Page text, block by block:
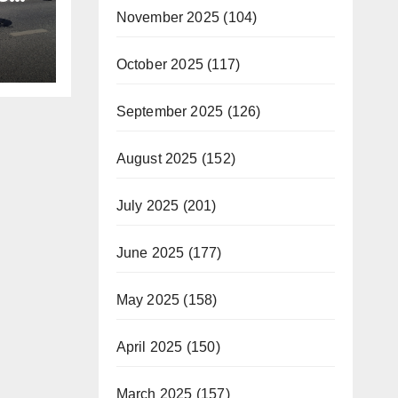
November 2025 (104)
October 2025(117)
September 2025 (126)
August 2025 (152)
July 2025 (201)
June 2025 (177)
May 2025 (158)
April 2025 (150)
March 2025 (157)